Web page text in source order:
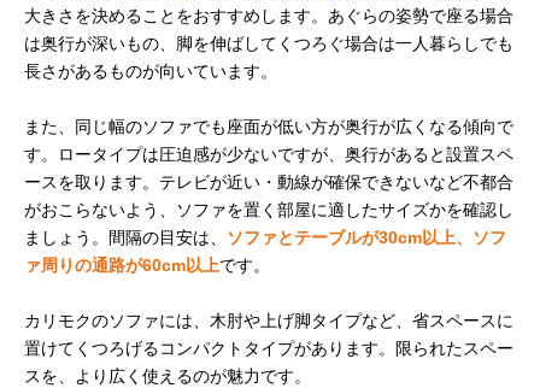
大きさを決めることをおすすめします。あぐらの姿勢で座る場合
は奥行が深いもの、脚を伸ばしてくつろぐ場合は一人暮らしでも
長さがあるものが向いています。
また、同じ幅のソファでも座面が低い方が奥行が広くなる傾向で
す。ロータイプは圧迫感が少ないですが、奥行があると設置スペ
ースを取ります。テレビが近い・動線が確保できないなど不都合
がおこらないよう、ソファを置く部屋に適したサイズかを確認し
ましょう。間隔の目安は、
ソファとテーブルが30cm以上、ソフ
ァ周りの通路が60cm以上です。
カリモクのソファには、木肘や上げ脚タイプなど、省スペースに
置けてくつろげるコンパクトタイプがあります。限られたスペー
スを、より広く使えるのが魅力です。